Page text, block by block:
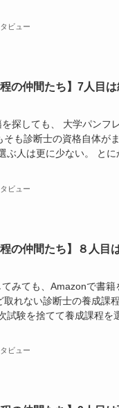
ビュー
の仲間たち】7人目
探しても、 大学パンフ
も診断士の資格自体が
ぶ人は更に少ない。 と
ビュー
の仲間たち】８人目
みても、Amazonで書
取れない診断士の養成課
試験を捨てて養成課程を
ビュー